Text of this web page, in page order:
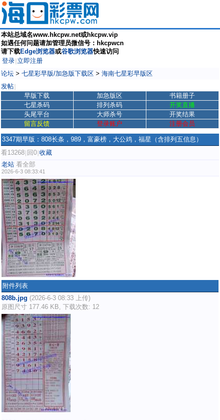
本站总域名www.hkcpw.net或hkcpw.vip
如遇任何问题请加管理员微信号：hkcpwcn
请下载Edge浏览器或谷歌浏览器快速访问
登录 立即注册
论坛 > 七星彩早版/加急版下载区 > 海南七星彩早版区
发帖
早版下载 加急版区
书籍册子
七星杀码
排列杀码
开奖直播
头尾平台
大师杀号
开奖结果
留言反馈
登录账户 注册会员
3347期早版：808长条，989，富豪榜，大公鸡，福星（含排列五信息）
看13268 回0 收藏
老站 看全部
2026-6-3 08:33:41
附件列表
808b.jpg (2026-6-3 08:33 上传)
原图尺寸 177.46 KB, 下载次数: 12